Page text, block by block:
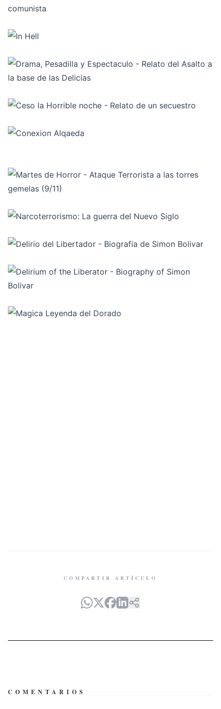
COMPARTIR ARTÍCULO
COMENTARIOS